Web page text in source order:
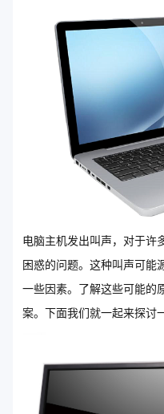
电脑主机发出叫声，对于许
困惑的问题。这种叫声可能
一些因素。了解这些可能的
案。下面我们就一起来探讨